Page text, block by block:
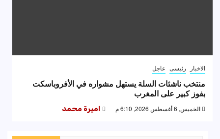
الاخبار رئيسى عاجل
منتخب ناشئات السلة يستهل مشواره في الأفروباسكت
بفوز كبير على المغرب
الخميس, 6 أغسطس 2026, 6:10 م اميرة محمد